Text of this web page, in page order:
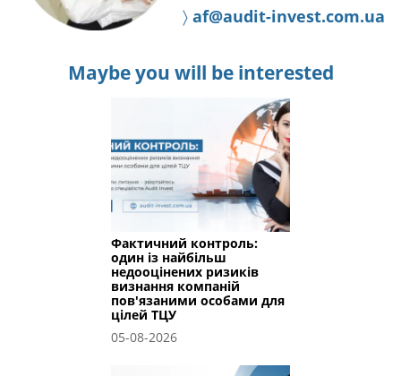
〉 af@audit-invest.com.ua
Maybe you will be interested
Фактичний контроль:
один із найбільш
недооцінених ризиків
визнання компаній
пов'язаними особами для
цілей ТЦУ
05-08-2026